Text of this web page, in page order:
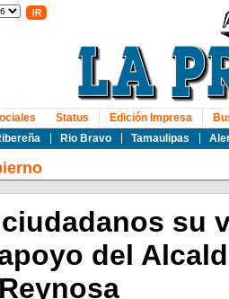
Rio Bravo Tamaulipas
Status Edición Impresa
su
del